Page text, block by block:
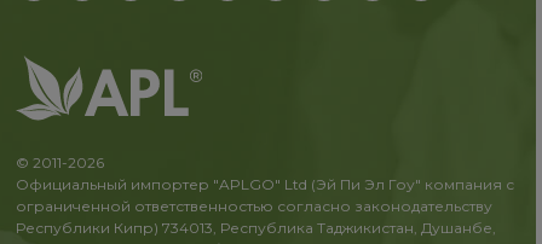
© 2011-2026
Официальный импортер "APLGO" Ltd (Эй Пи Эл Гоу" компания с
ограниченной ответственностью согласно законодательству
Республики Кипр) 734013, Республика Таджикистан, Душанбе,